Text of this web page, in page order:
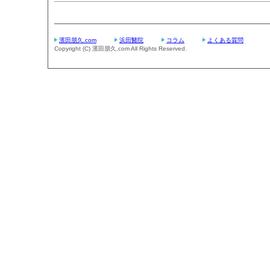
濱田朋久.com 浜田醫院 コラム
よくある質問
Copyright (C) 濱田朋久.com All Rights Reserved.